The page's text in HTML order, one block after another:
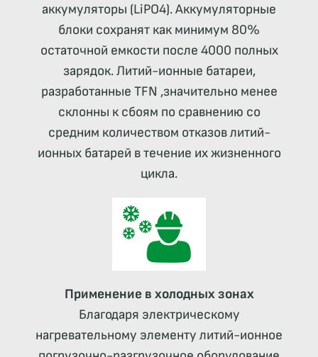
аккумуляторы (LiPO4). Аккумуляторные
блоки сохранят как минимум 80%
остаточной емкости после 4000 полных
зарядок. Литий-ионные батареи,
разработанные TFN ,значительно менее
склонны к сбоям по сравнению со
средним количеством отказов литий-
ионных батарей в течение их жизненного
цикла.
Применение в холодных зонах
Благодаря электрическому
нагревательному элементу литий-ионное